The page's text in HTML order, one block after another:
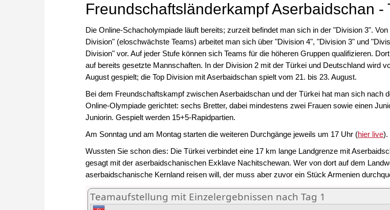
Freundschaftsländerkampf Aserbaidschan -
Die Online-Schacholympiade läuft bereits; zurzeit befindet man sich in der "Division 3".
Division" (eloschwächste Teams) arbeitet man sich über "Division 4", "Division 3" und
Division" vor. Auf jeder Stufe können sich Teams für die höheren Gruppen qualifizieren.
auf bereits gesetzte Mannschaften. In der Division 2 mit der Türkei und Deutschland wird
August gespielt; die Top Division mit Aserbaidschan spielt vom 21. bis 23. August.
Bei dem Freundschaftskampf zwischen Aserbaidschan und der Türkei hat man sich nach
Online-Olympiade gerichtet: sechs Bretter, dabei mindestens zwei Frauen sowie einen
Juniorin. Gespielt werden 15+5-Rapidpartien.
Am Sonntag und am Montag starten die weiteren Durchgänge jeweils um 17 Uhr (hier live).
Wussten Sie schon dies: Die Türkei verbindet eine 17 km lange Landgrenze mit
gesagt mit der aserbaidschanischen Exklave Nachitschewan. Wer von dort auf dem
aserbaidschanische Kernland reisen will, der muss aber zuvor ein Stück Armenien
Teamaufstellung mit Einzelergebnissen nach Tag 1